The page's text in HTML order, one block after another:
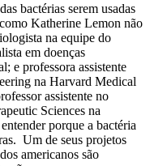
bactérias serem usadas
Katherine Lemon não
na equipe do
em doenças
e professora assistente
na Harvard Medical
assistente no
Sciences na
porque a bactéria
Um de seus projetos
americanos são